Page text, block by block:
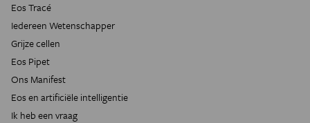
Eos Tracé
Iedereen Wetenschapper
Grijze cellen
Eos Pipet
Ons Manifest
Eos en artificiële intelligentie
Ik heb een vraag